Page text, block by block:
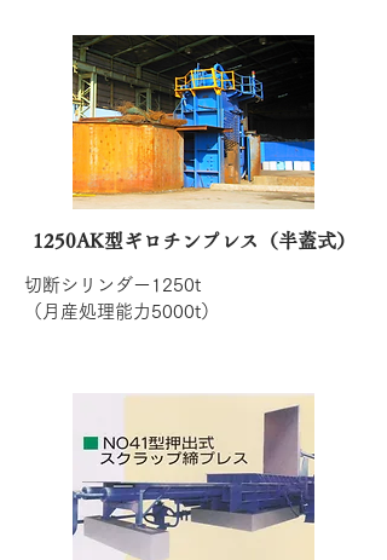
1250AK型ギロチンプレス（半蓋式）
切断シリンダー1250t
（月産処理能力5000t）